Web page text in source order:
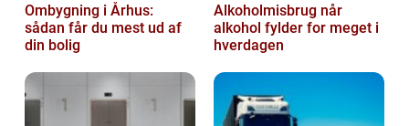
Ombygning i Århus:
sådan får du mest ud af
din bolig
Alkoholmisbrug når
alkohol fylder for meget i
hverdagen